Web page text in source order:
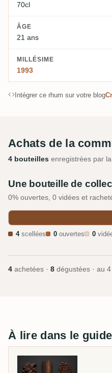
70cl
ÂGE
21 ans
MILLÉSIME
1993
Intégrer ce rhum sur votre blog
Achats de la
4 bouteilles enregistrées par
Une bouteille de
0% ouvertes, 0 vidées et
4scellées 0 ouvertes 0
4 achetées · 8 dégustées · au 4
À lire dans le